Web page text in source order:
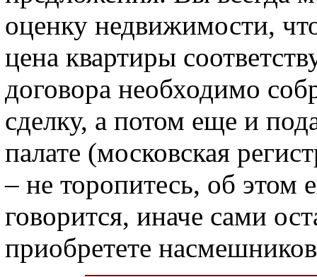
оценку недвижимости,
цена квартиры
договора необходимо
сделку, а потом еще и
палате (московская
– не торопитесь, об этом
говорится, иначе сами
приобретете